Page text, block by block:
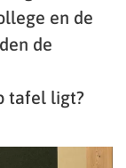
en de
de
tafel ligt?